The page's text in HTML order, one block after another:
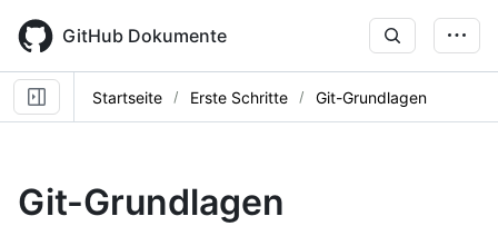
main
content
GitHub Dokumente
Startseite Erste Schritte Git-Grundlagen
Git-Grundlagen